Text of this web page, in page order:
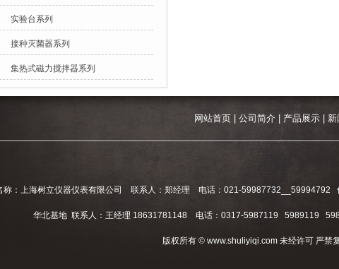
实验台系列
接种灭菌器系列
集热式磁力搅拌器系列
网站首页| 公司简介| 产品展示| 新
称：上海树立仪器仪表有限公司 联系人：郑经理 电话：021-
华北基地 联系人：王经理 18631781148 电话：0317-5987119 5989119
版权所有 © www.shuliyiqi.com 未经许可 严禁